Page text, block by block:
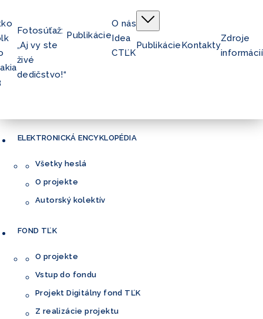
Fotosúťaž:
„Aj vy ste
živé
dedičstvo!“
Publikácie
O nás
Idea
CTĽK
PublikácieKontakty
Zdroje
informácií
ELEKTRONICKÁENCYKLOPÉDIA
Všetky heslá
O projekte
Autorský kolektív
FOND TĽK
O projekte
Vstup do fondu
Projekt Digitálny fond TĽK
Z realizácie projektu